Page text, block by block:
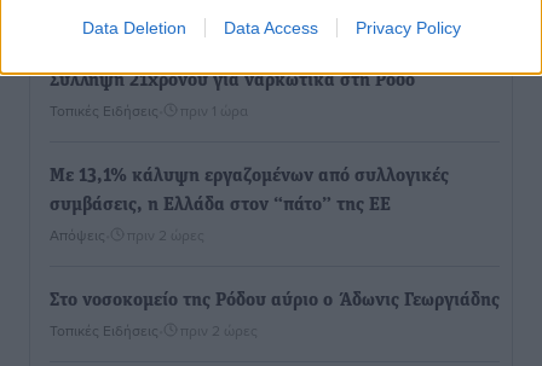
Data Deletion Data Access Privacy Policy
πριν 59 λεπτά
Σύλληψη 21χρονου για ναρκωτικά στη Ρόδο
Τοπικές Ειδήσεις πριν 1 ώρα
Με 13,1% κάλυψη εργαζομένων από συλλογικές
συμβάσεις, η Ελλάδα στον “πάτο” της ΕΕ
Απόψεις πριν 2 ώρες
Στο νοσοκομείο της Ρόδου αύριο ο Άδωνις Γεωργιάδης
Τοπικές Ειδήσεις πριν 2 ώρες